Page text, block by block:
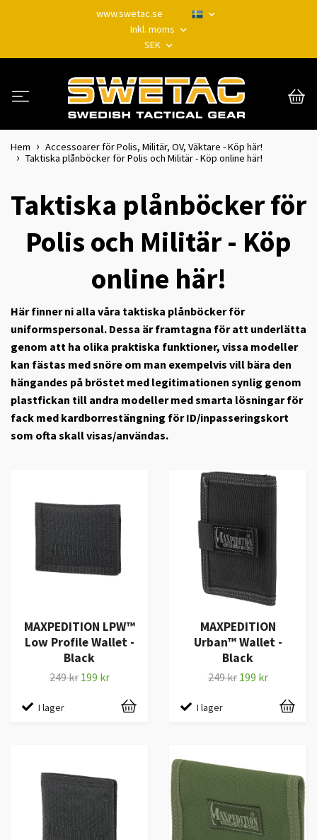
www.swetac.se
Inkl. moms
SEK
Hem
Accessoarer för Polis, Militär, OV, Väktare - Köp här!
Taktiska plånböcker för Polis och Militär - Köp online här!
Taktiska plånböcker för
Polis och Militär - Köp
online här!
Här finner ni alla våra taktiska plånböcker för
uniformspersonal. Dessa är framtagna för att underlätta
genom att ha olika praktiska funktioner, vissa modeller
kan fästas med snöre om man exempelvis vill bära den
hängandes på bröstet med legitimationen synlig genom
plastfickan till andra modeller med smarta lösningar för
fack med kardborrestängning för ID/inpasseringskort
som ofta skall visas/användas.
MAXPEDITION LPW™
Low Profile Wallet -
Black
249 kr 199 kr
I lager
MAXPEDITION
Urban™ Wallet -
Black
249 kr 199 kr
I lager